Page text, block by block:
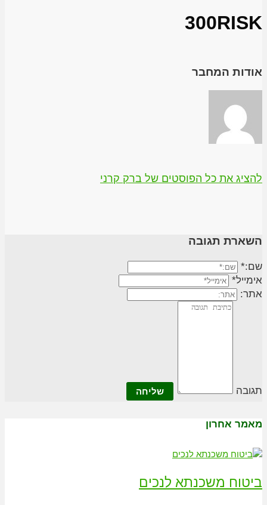
300RISK
אודות המחבר
להציג את כל הפוסטים של ברק קרני
השארת תגובה
שם:*
אימייל*
אתר:
תגובה
מאמר אחרון
ביטוח משכנתא לנכים